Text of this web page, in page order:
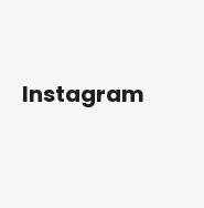
Instagram